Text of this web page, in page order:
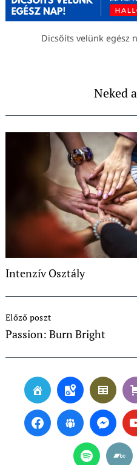
Dicsőíts velünk egész
Neked
Intenzív Osztály
Navigation
Előző poszt
Passion: Burn Bright